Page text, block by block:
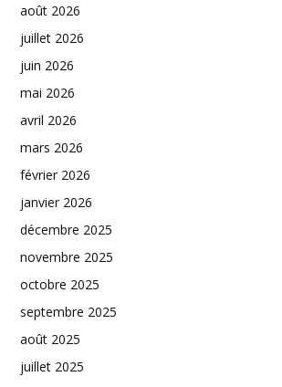
août 2026
juillet 2026
juin 2026
mai 2026
avril 2026
mars 2026
février 2026
janvier 2026
décembre 2025
novembre 2025
octobre 2025
septembre 2025
août 2025
juillet 2025